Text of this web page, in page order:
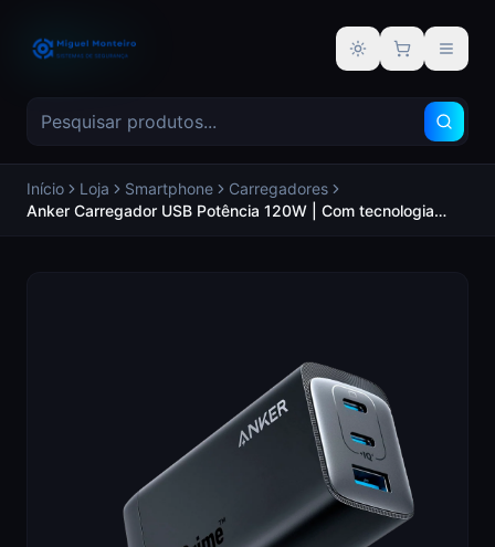
Alternar tema
Início Loja Smartphone
Carregadores
Anker Carregador USB Potência 120W | Com tecnologia